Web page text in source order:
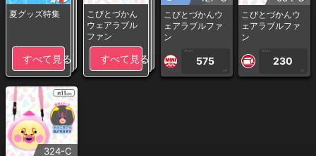
夏グッズ特集
すべて見る
こびとづかん
ウェアラブル
ファン
すべて見る
こびとづかんウ
ェアラブルファ
ン
1PLAY
575
CP
こびとづかんウ
ェアラブルファ
ン
1PLAY
230
CP
324-C